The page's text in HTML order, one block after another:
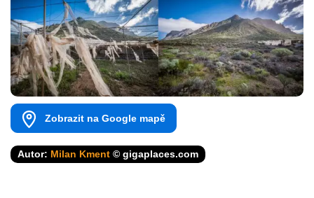
Zobrazit na Google mapě
Autor: Milan Kment © gigaplaces.com